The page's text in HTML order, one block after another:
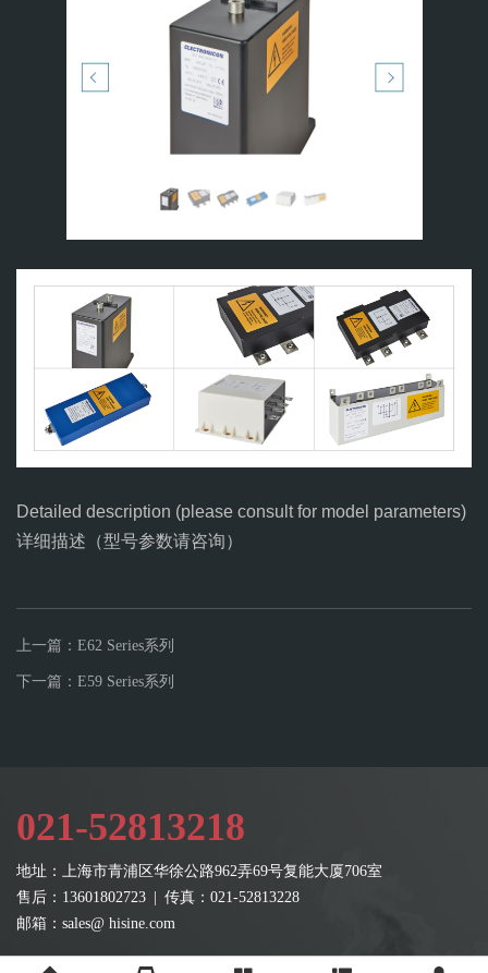
Detailed description (please consult for model parameters)
详细描述（型号参数请咨询）
上一篇：E62 Series系列
下一篇：E59 Series系列
021-52813218
地址：上海市青浦区华徐公路962弄69号复能大厦706室
售后：13601802723 | 传真：021-52813228
邮箱：sales@ hisine.com